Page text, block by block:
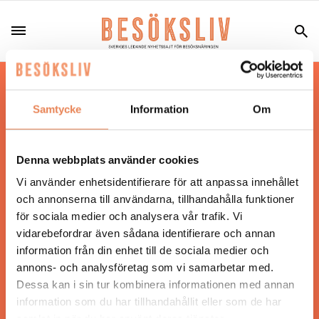
Samtycke Information Om
Denna webbplats använder cookies
Vi använder enhetsidentifierare för att anpassa innehållet
och annonserna till användarna, tillhandahålla funktioner
för sociala medier och analysera vår trafik. Vi
vidarebefordrar även sådana identifierare och annan
information från din enhet till de sociala medier och
annons- och analysföretag som vi samarbetar med.
Dessa kan i sin tur kombinera informationen med annan
information som du har tillhandahållit eller som de har
Hos oss läser du landets mest uppdaterade
nyheter och snackisar inom besöksnäringen.
Besöksliv i sin tryckta form är ett affärsmagasin
Tidningen ges ut avVisita
ANSVARIG UTGIVARE
Jonas Siljhammar
UPPHOVSRÄTT